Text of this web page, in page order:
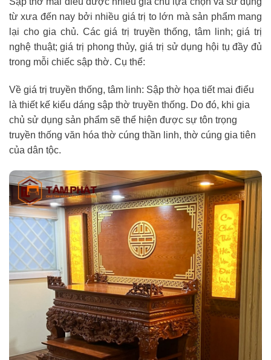
từ xưa đến nay bởi nhiều giá trị to lớn mà sản phẩm mang
lại cho gia chủ. Các giá trị truyền thống, tâm linh; giá trị
nghệ thuật; giá trị phong thủy, giá trị sử dụng hội tụ đầy đủ
trong mỗi chiếc sập thờ. Cụ thể:
Về giá trị truyền thống, tâm linh: Sập thờ họa tiết mai điểu
là thiết kế kiểu dáng sập thờ truyền thống. Do đó, khi gia
chủ sử dụng sản phẩm sẽ thể hiện được sự tôn trọng
truyền thống văn hóa thờ cúng thần linh, thờ cúng gia tiên
của dân tộc.